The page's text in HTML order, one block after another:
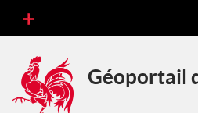
Géoportail